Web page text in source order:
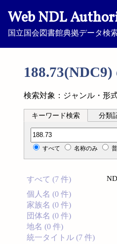
Web NDL
国立国会図書館典拠データ検
検索対象：ジャンル・形
キーワード検索 分類
分類記号検索
すべて 名称のみ
すべて (7 件)
個人名 (0 件)
家族名 (0 件)
団体名 (0 件)
地名 (0 件)
統一タイトル (7 件)